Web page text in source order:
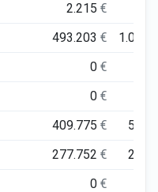
2.215€
493.203€
0€
0€
409.775€
277.752€
0€